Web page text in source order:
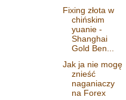
Fixing złota w
chińskim
yuanie -
Shanghai
Gold Ben...
Jak ja nie mogę
znieść
naganiaczy
na Forex